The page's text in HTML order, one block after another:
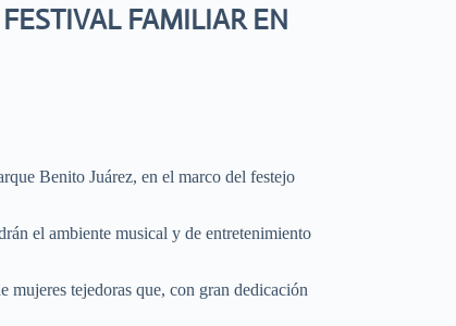
FAMILIAR EN
Benito Juárez, en el marco del festejo
el ambiente musical y de entretenimiento
mujeres tejedoras que, con gran dedicación